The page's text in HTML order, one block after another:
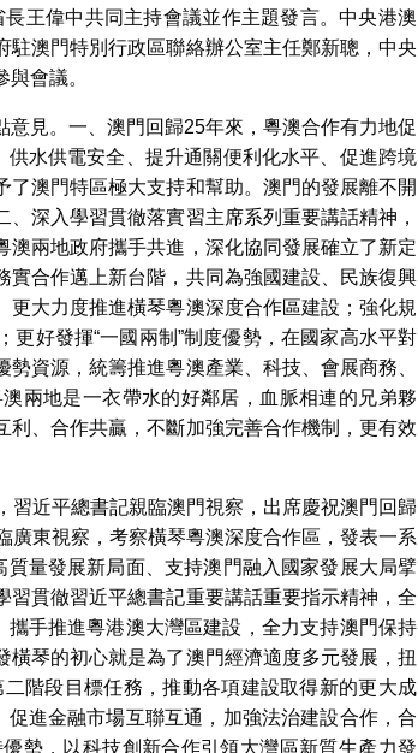
王偉中共同主持會議並作主題發言。中央港澳
澳門特別行政區聯絡辦公室主任鄭新聰，中央
會議。
見。一、澳門回歸25年來，粵澳合作有力地促
水供電安全、提升通關便利化水平、促進跨境
澳門特區極大支持和幫助。澳門的發展離不開
深入學習貫徹落實習主席系列重要講話精神，
兩地政府攜手共進，深化協同發展確立了新定
合作邁上新台階，共同為強國建設、民族復興
大力度推進橫琴粵澳深度合作區建設；強化規
好發揮“一國兩制”制度優勢，在國家高水平對
資源，統籌推進粵澳產業、科技、會展商務、
兩地是一衣帶水的好鄰居，血脈相連的兄弟夥
、合作共贏，不斷加強完善合作機制，更有效
習近平總書記親臨澳門視察，出席慶祝澳門回歸
東視察，考察橫琴粵澳深度合作區，發表一系
質量發展新局面、支持澳門融入國家發展大局擘
貫徹習近平總書記重要講話重要指示精神，全
攜手推進粵港澳大灣區建設，全力支持澳門保持
琴的初心就是為了澳門經濟適度多元發展，扭
階段目標任務，推動各項建設取得新的更大成
進金融市場互聯互通，加強法治建設合作，合
勢，以科技創新合作引領大灣區新質生產力發